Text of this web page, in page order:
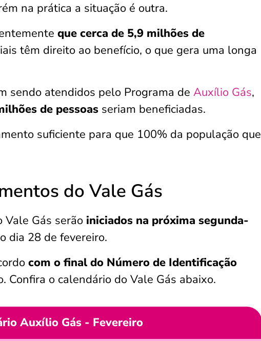
na prática a situação é outra.
que cerca de 5,9 milhões de
têm direito ao benefício, o que gera uma longa
sendo atendidos pelo Programa de Auxílio Gás,
de pessoas seriam beneficiadas.
suficiente para que 100% da população que
do Vale Gás
Vale Gás serão iniciados na próxima segunda-
dia 28 de fevereiro.
com o final do Número de Identificação
Confira o calendário do Vale Gás abaixo.
Auxílio Gás - Fevereiro